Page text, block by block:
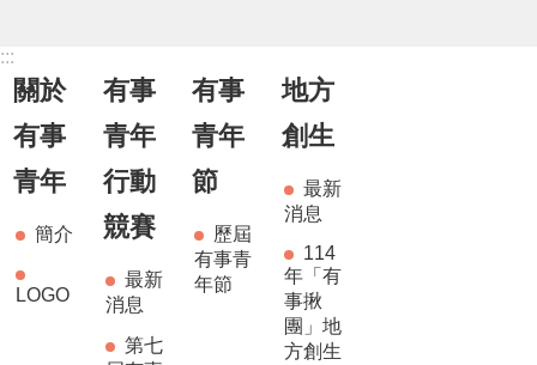
:::
關於
有事
青年
簡介
LOGO
有事
青年
行動
競賽
最新
消息
第七
有事
青年
節
歷屆
有事青
年節
地方
創生
最新
消息
114
年「有
事揪
團」地
方創生